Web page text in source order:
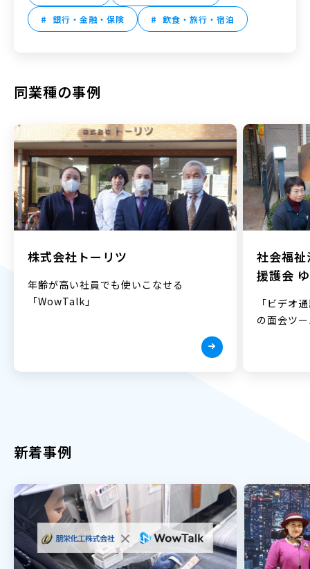
銀行・金融・保険 飲食・旅行・宿泊
同業種の事例
株式会社トーリツ
年齢が高い社員でも使いこなせる
「WowTalk」
社会福
援護会
「ビデオ
の面会ツ
新着事例